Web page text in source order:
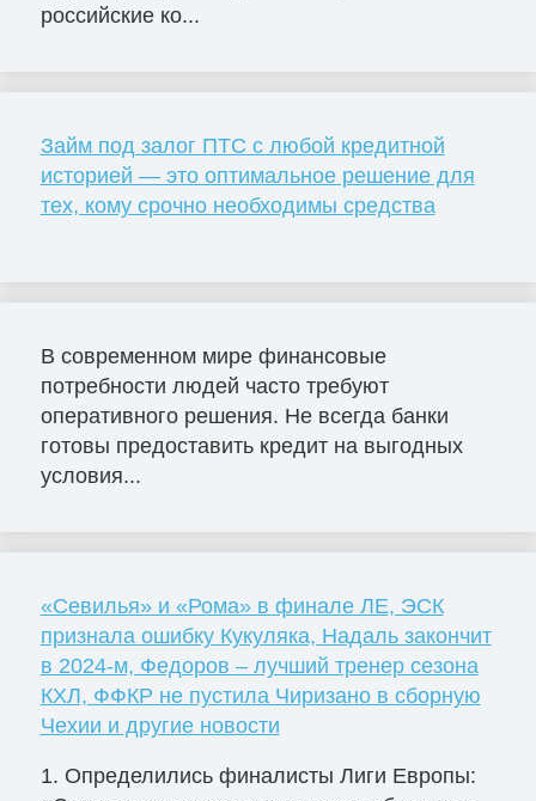
российские ко...
Займ под залог ПТС с любой кредитной
историей — это оптимальное решение для
тех, кому срочно необходимы средства
В современном мире финансовые
потребности людей часто требуют
оперативного решения. Не всегда банки
готовы предоставить кредит на выгодных
условия...
«Севилья» и «Рома» в финале ЛЕ, ЭСК
признала ошибку Кукуляка, Надаль закончит
в 2024-м, Федоров – лучший тренер сезона
КХЛ, ФФКР не пустила Чиризано в сборную
Чехии и другие новости
1. Определились финалисты Лиги Европы: